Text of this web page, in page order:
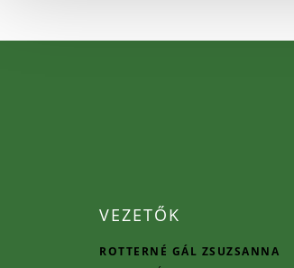
VEZETŐK
ROTTERNÉ GÁL ZSUZSANNA